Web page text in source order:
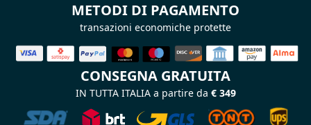
METODI DI PAGAMENTO
transazioni economiche protette
CONSEGNA GRATUITA
IN TUTTA ITALIA a partire da € 349